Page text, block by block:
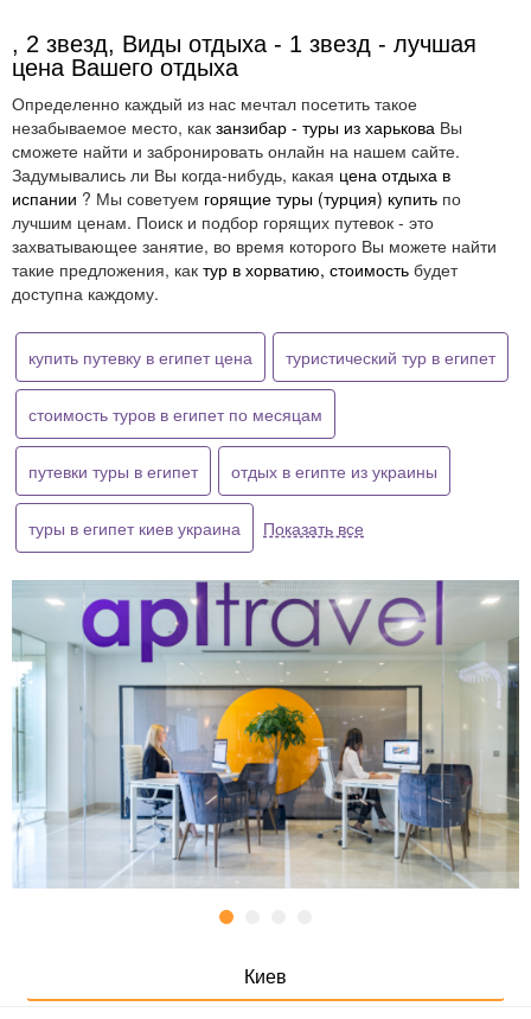
, 2 звезд, Виды отдыха - 1 звезд - лучшая
цена Вашего отдыха
Определенно каждый из нас мечтал посетить такое
незабываемое место, как занзибар - туры из харькова Вы
сможете найти и забронировать онлайн на нашем сайте.
Задумывались ли Вы когда-нибудь, какая цена отдыха в
испании ? Мы советуем горящие туры (турция) купить по
лучшим ценам. Поиск и подбор горящих путевок - это
захватывающее занятие, во время которого Вы можете найти
такие предложения, как тур в хорватию, стоимость будет
доступна каждому.
купить путевку в египет цена туристический тур в египет
стоимость туров в египет по месяцам
путевки туры в египет отдых в египте из украины
туры в египет киев украина Показать все
Киев